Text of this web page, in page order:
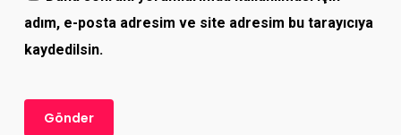
adım, e-posta adresim ve site adresim bu tarayıcıya
kaydedilsin.